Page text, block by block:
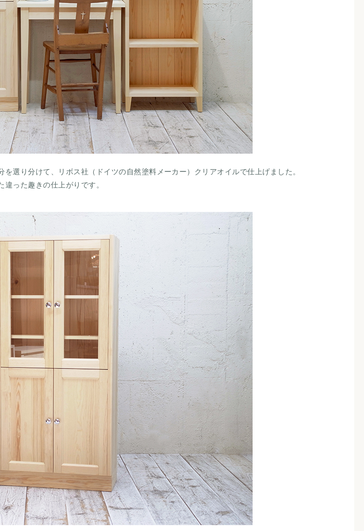
選り分けて、リボス社（ドイツの自然塗料メーカー）クリアオイルで仕上げました。
った趣きの仕上がりです。